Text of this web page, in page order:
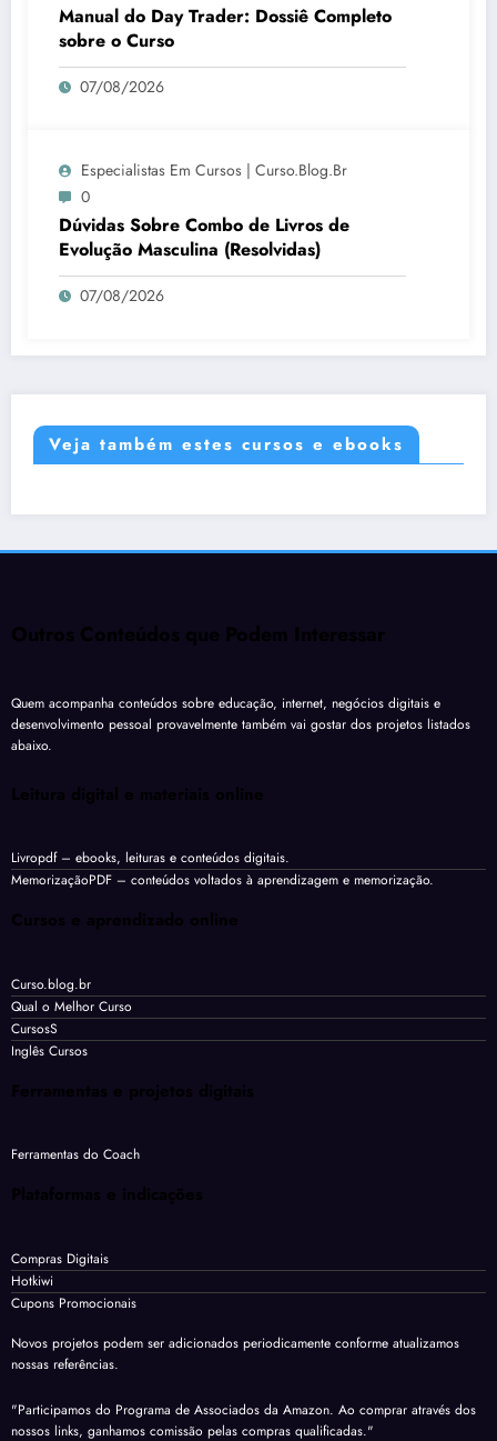
Manual do Day Trader: Dossiê Completo
sobre o Curso
07/08/2026
Especialistas Em Cursos | Curso.blog.br
0
Dúvidas Sobre Combo de Livros de
Evolução Masculina (Resolvidas)
07/08/2026
Veja também estes cursos e ebooks
Outros Conteúdos que Podem Interessar
Quem acompanha conteúdos sobre educação, internet, negócios digitais e
desenvolvimento pessoal provavelmente também vai gostar dos projetos listados
abaixo.
Leitura digital e materiais online
Livropdf– ebooks, leituras e conteúdos digitais.
MemorizaçãoPDF – conteúdos voltados à aprendizagem e memorização.
Cursos e aprendizado online
Curso.blog.br
Qual o Melhor Curso
CursosS
Inglês Cursos
Ferramentas e projetos digitais
Ferramentas do Coach
Plataformas e indicações
Compras Digitais
Hotkiwi
Cupons Promocionais
Novos projetos podem ser adicionados periodicamente conforme atualizamos
nossas referências.
"Participamos do Programa de Associados da Amazon. Ao comprar através dos
nossos links, ganhamos comissão pelas compras qualificadas."